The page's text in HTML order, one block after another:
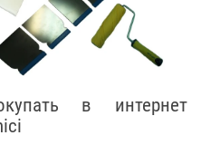
в интернет